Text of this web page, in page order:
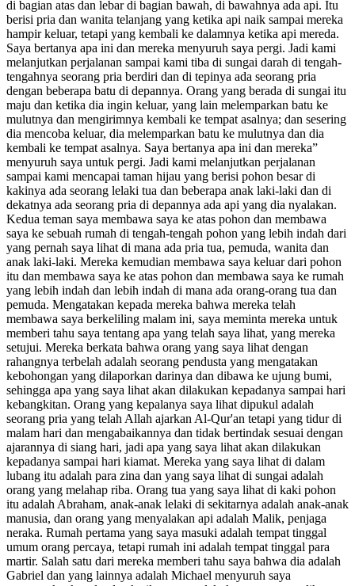
di bagian atas dan lebar di bagian bawah, di bawahnya ada api. Itu
berisi pria dan wanita telanjang yang ketika api naik sampai mereka
hampir keluar, tetapi yang kembali ke dalamnya ketika api mereda.
Saya bertanya apa ini dan mereka menyuruh saya pergi. Jadi kami
melanjutkan perjalanan sampai kami tiba di sungai darah di tengah-
tengahnya seorang pria berdiri dan di tepinya ada seorang pria
dengan beberapa batu di depannya. Orang yang berada di sungai itu
maju dan ketika dia ingin keluar, yang lain melemparkan batu ke
mulutnya dan mengirimnya kembali ke tempat asalnya; dan sesering
dia mencoba keluar, dia melemparkan batu ke mulutnya dan dia
kembali ke tempat asalnya. Saya bertanya apa ini dan mereka”
menyuruh saya untuk pergi. Jadi kami melanjutkan perjalanan
sampai kami mencapai taman hijau yang berisi pohon besar di
kakinya ada seorang lelaki tua dan beberapa anak laki-laki dan di
dekatnya ada seorang pria di depannya ada api yang dia nyalakan.
Kedua teman saya membawa saya ke atas pohon dan membawa
saya ke sebuah rumah di tengah-tengah pohon yang lebih indah dari
yang pernah saya lihat di mana ada pria tua, pemuda, wanita dan
anak laki-laki. Mereka kemudian membawa saya keluar dari pohon
itu dan membawa saya ke atas pohon dan membawa saya ke rumah
yang lebih indah dan lebih indah di mana ada orang-orang tua dan
pemuda. Mengatakan kepada mereka bahwa mereka telah
membawa saya berkeliling malam ini, saya meminta mereka untuk
memberi tahu saya tentang apa yang telah saya lihat, yang mereka
setujui. Mereka berkata bahwa orang yang saya lihat dengan
rahangnya terbelah adalah seorang pendusta yang mengatakan
kebohongan yang dilaporkan darinya dan dibawa ke ujung bumi,
sehingga apa yang saya lihat akan dilakukan kepadanya sampai hari
kebangkitan. Orang yang kepalanya saya lihat dipukul adalah
seorang pria yang telah Allah ajarkan Al-Qur'an tetapi yang tidur di
malam hari dan mengabaikannya dan tidak bertindak sesuai dengan
ajarannya di siang hari, jadi apa yang saya lihat akan dilakukan
kepadanya sampai hari kiamat. Mereka yang saya lihat di dalam
lubang itu adalah para zina dan yang saya lihat di sungai adalah
orang yang melahap riba. Orang tua yang saya lihat di kaki pohon
itu adalah Abraham, anak-anak lelaki di sekitarnya adalah anak-anak
manusia, dan orang yang menyalakan api adalah Malik, penjaga
neraka. Rumah pertama yang saya masuki adalah tempat tinggal
umum orang percaya, tetapi rumah ini adalah tempat tinggal para
martir. Salah satu dari mereka memberi tahu saya bahwa dia adalah
Gabriel dan yang lainnya adalah Michael menyuruh saya